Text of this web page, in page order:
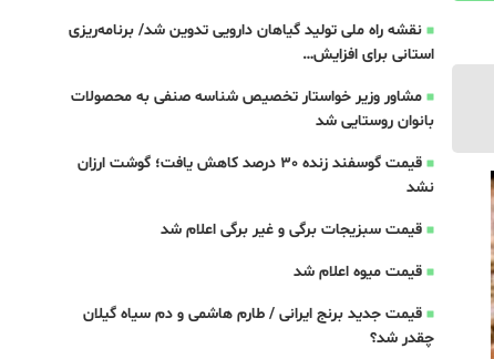
نقشه راه ملی تولید گیاهان دارویی تدوین شد/ برنامه‌ریزی
استانی برای افزایش…
مشاور وزیر خواستار تخصیص شناسه صنفی به محصولات
بانوان روستایی شد
قیمت گوسفند زنده 30 درصد کاهش یافت؛ گوشت ارزان
نشد
قیمت سبزیجات برگی و غیر برگی اعلام شد
قیمت میوه اعلام شد
قیمت جدید برنج ایرانی / طارم هاشمی و دم سیاه گیلان
چقدر شد؟